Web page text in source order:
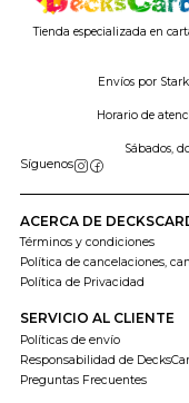
Tienda especializada en
Envíos por
Horario de
Sábados,
Síguenos
ACERCA DE
Términos y condiciones
Política de cancelaciones,
Política de Privacidad
SERVICIO AL CLIENTE
Políticas de envío
Responsabilidad de
Preguntas Frecuentes